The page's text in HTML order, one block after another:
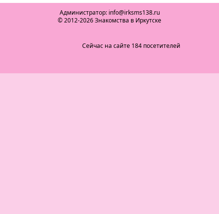
Администратор: info@irksms138.ru
© 2012-2026 Знакомства в Иркутске
Сейчас на сайте 184 посетителей